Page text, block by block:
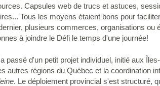
Capsules web de trucs et astuces,
Tous les moyens étaient bons pour
plusieurs commerces, organisations
à joindre le Défi le temps d'une journée!
d'un petit projet individuel, initié aux
autres régions du Québec et la coordination
. Le déploiement provincial s'est structuré,